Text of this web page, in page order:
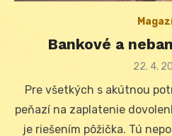
Bankové a
Posted
22. 4.
Pre všetkých s akútnou
peňazí na zaplatenie
je riešením pôžička. Tú